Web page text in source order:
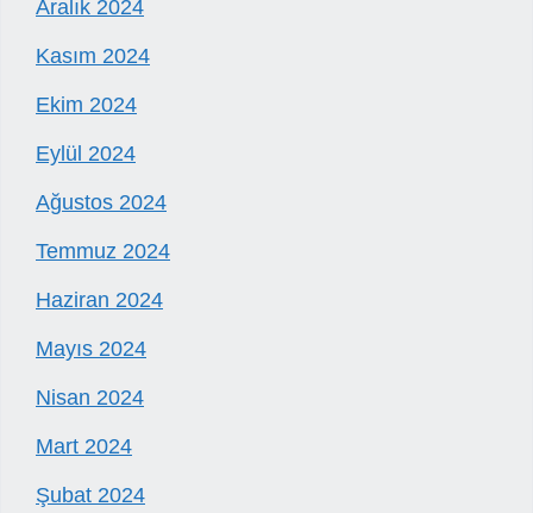
Aralık 2024
Kasım 2024
Ekim 2024
Eylül 2024
Ağustos 2024
Temmuz 2024
Haziran 2024
Mayıs 2024
Nisan 2024
Mart 2024
Şubat 2024